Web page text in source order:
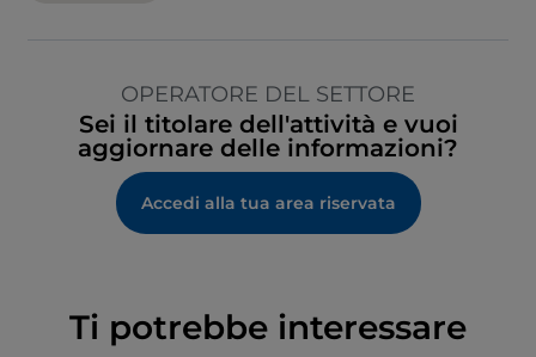
OPERATORE DEL SETTORE
Sei il titolare dell'attività e vuoi
aggiornare delle informazioni?
Accedi alla tua area riservata
Ti potrebbe interessare